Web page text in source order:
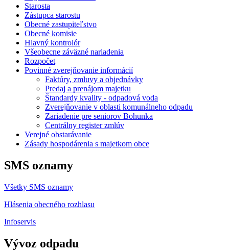
Starosta
Zástupca starostu
Obecné zastupiteľstvo
Obecné komisie
Hlavný kontrolór
Všeobecne záväzné nariadenia
Rozpočet
Povinné zverejňovanie informácií
Faktúry, zmluvy a objednávky
Predaj a prenájom majetku
Štandardy kvality - odpadová voda
Zverejňovanie v oblasti komunálneho odpadu
Zariadenie pre seniorov Bohunka
Centrálny register zmlúv
Verejné obstarávanie
Zásady hospodárenia s majetkom obce
SMS oznamy
Všetky SMS oznamy
Hlásenia obecného rozhlasu
Infoservis
Vývoz odpadu